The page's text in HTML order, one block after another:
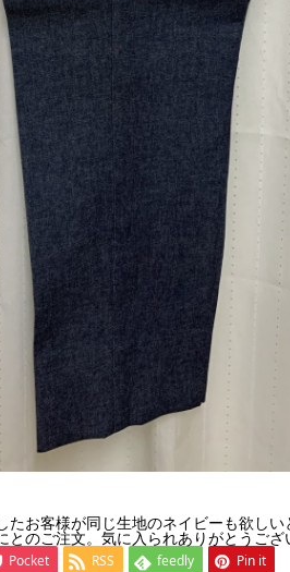
たお客様が同じ生地のネイビーも欲し
のご注文。気に入られありがとうござ
Pocket RSS feedly Pin it